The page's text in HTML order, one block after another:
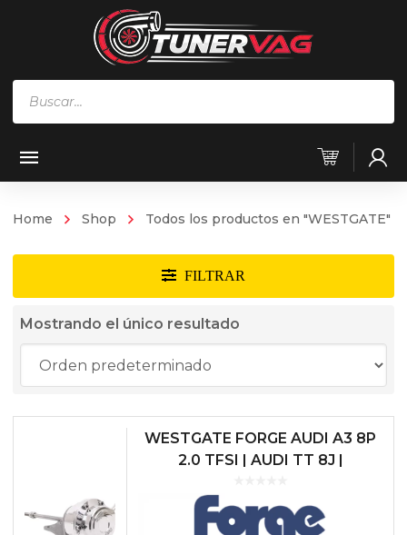
Home Shop Todos los productos en "WESTGATE"
Mostrando el único resultado
WESTGATE FORGE AUDI A3 8P
2.0 TFSI | AUDI TT 8J |
VOLKSWAGEN SCIROCCO 2.0
TFSI | SKODA ...